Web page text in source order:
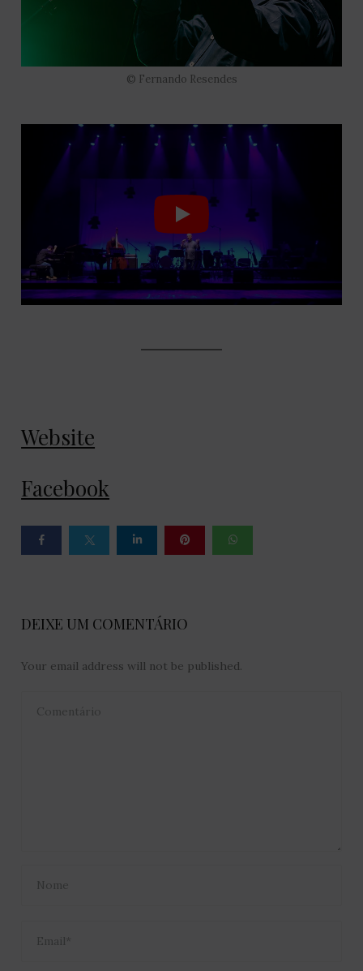
© Fernando Resendes
Website
Facebook
DEIXE UM COMENTÁRIO
Your email address will not be published.